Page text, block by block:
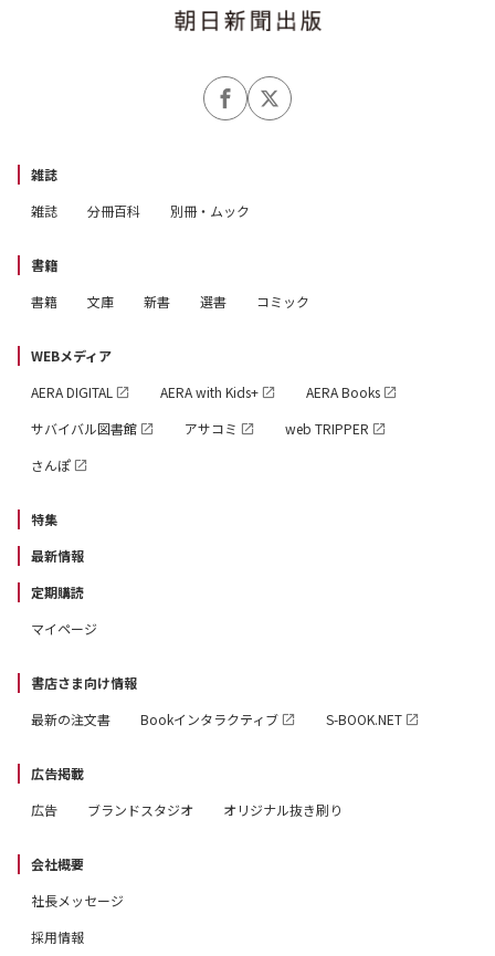
※本書では1938年～2023年生まれの方の「命数」を調べ
雑誌
雑誌
分冊百科 別冊・ムック
書籍
書籍
文庫 新書 選書 コミック
WEBメディア
AERA DIGITAL
AERA with Kids+
AERA Books
サバイバル図書館
アサコミ
web TRIPPER
さんぽ
特集
最新情報
定期購読
マイページ
書店さま向け情報
最新の注文書
Bookインタラクティブ S-BOOK.NET
広告掲載
広告
ブランドスタジオ オリジナル抜き刷り
会社概要
社長メッセージ
採用情報